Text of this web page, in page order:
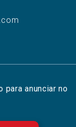
para anunciar no